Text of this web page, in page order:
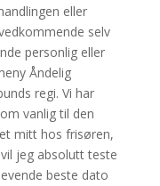
eller
selv
personlig eller
Åndelig
regi. Vi har
vanlig til den
mitt hos frisøren,
jeg absolutt teste
beste dato